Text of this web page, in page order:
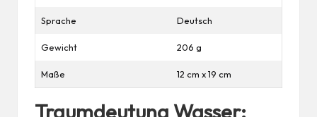
Sprache Deutsch
Gewicht 206 g
Maße 12 cm x 19 cm
Traumdeutung Wasser: